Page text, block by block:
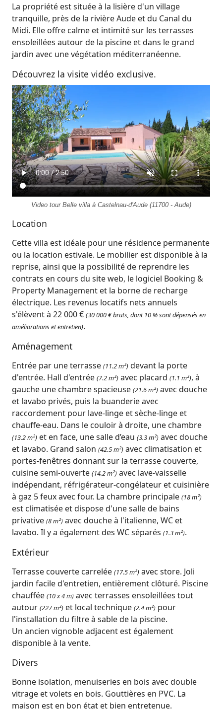
La propriété est située à la lisière d'un village
tranquille, près de la rivière Aude et du Canal du
Midi. Elle offre calme et intimité sur les terrasses
ensoleillées autour de la piscine et dans le grand
jardin avec une végétation méditerranéenne.
Découvrez la visite vidéo exclusive.
Video tour Belle villa à Castelnau-d'Aude (11700 - Aude)
Location
Cette villa est idéale pour une résidence permanente
ou la location estivale. Le mobilier est disponible à la
reprise, ainsi que la possibilité de reprendre les
contrats en cours du site web, le logiciel Booking &
Property Management et la borne de recharge
électrique. Les revenus locatifs nets annuels
s'élèvent à 22 000 € (30 000 € bruts, dont 10 % sont dépensés en
améliorations et entretien).
Aménagement
Entrée par une terrasse (11.2 m²) devant la porte
d'entrée. Hall d'entrée (7.2 m²) avec placard (1.1 m²), à
gauche une chambre spacieuse (21.6 m²) avec douche
et lavabo privés, puis la buanderie avec
raccordement pour lave-linge et sèche-linge et
chauffe-eau. Dans le couloir à droite, une chambre
(13.2 m²) et en face, une salle d’eau (3.3 m²) avec douche
et lavabo. Grand salon (42.5 m²) avec climatisation et
portes-fenêtres donnant sur la terrasse couverte,
cuisine semi-ouverte (14.2 m²) avec lave-vaisselle
indépendant, réfrigérateur-congélateur et cuisinière
à gaz 5 feux avec four. La chambre principale (18 m²)
est climatisée et dispose d'une salle de bains
privative (8 m²) avec douche à l'italienne, WC et
lavabo. Il y a également des WC séparés (1.3 m²).
Extérieur
Terrasse couverte carrelée (17.5 m²) avec store. Joli
jardin facile d'entretien, entièrement clôturé. Piscine
chauffée (10 x 4 m) avec terrasses ensoleillées tout
autour (227 m²) et local technique (2.4 m²) pour
l'installation du filtre à sable de la piscine.
Un ancien vignoble adjacent est également
disponible à la vente.
Divers
Bonne isolation, menuiseries en bois avec double
vitrage et volets en bois. Gouttières en PVC. La
maison est en bon état et bien entretenue.